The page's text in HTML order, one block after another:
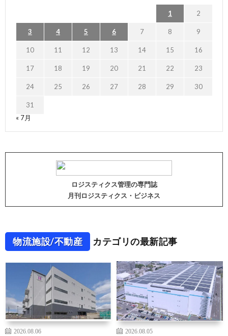
1 2
3 4 5 6 7 8 9
10 11 12 13 14 15 16
17 18 19 20 21 22 23
24 25 26 27 28 29 30
31
« 7月
ロジスティクス管理の専門誌
月刊ロジスティクス・ビジネス
物流施設/不動産 カテゴリの最新記事
2026.08.06
2026.08.05